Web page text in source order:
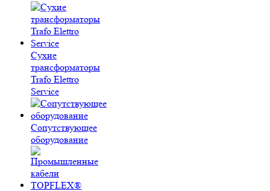
Сухие
трансформаторы
Trafo Elettro
Service
Сопутствующее
оборудование